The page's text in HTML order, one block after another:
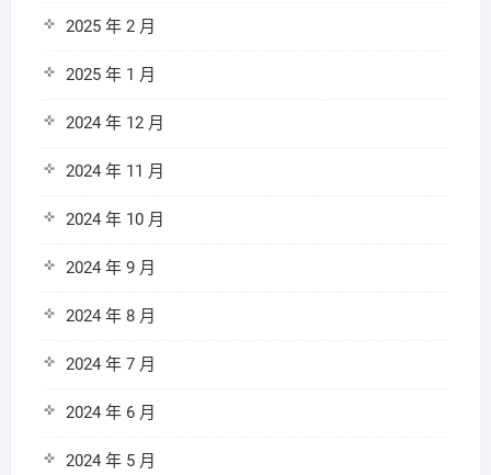
2025 年 2 月
2025 年 1 月
2024 年 12 月
2024 年 11 月
2024 年 10 月
2024 年 9 月
2024 年 8 月
2024 年 7 月
2024 年 6 月
2024 年 5 月